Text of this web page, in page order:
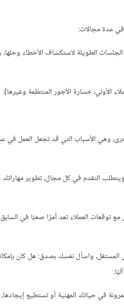
في عدة مجالات:
الطويلة لاستكشاف الأخطاء وحلها،
الأولي، خسارة الأجور المنتظمة وغيرها).
وهي الأسباب التي قد تجعل العمل في
التقدم في كل مجال، تطوير
توقعات العملاء تعد أمرًا صعبًا في
المستقل، واسأل نفسك بصدق: هل كان
في حياتك المهنية أو تستطيع